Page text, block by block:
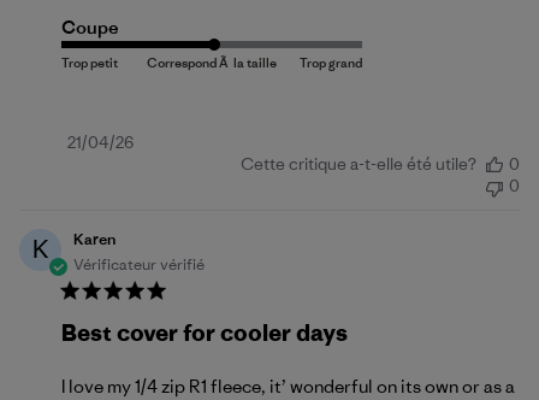
Coupe
Date
21/04/26
Cette critique a-t-elle été utile?
0
0
K
Karen
Vérificateur vérifié
Best cover for cooler days
I love my 1/4 zip R1 fleece, it’ wonderful on its own or as a